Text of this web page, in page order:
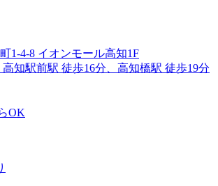
1-4-8 イオンモール高知1F
知駅前駅 徒歩16分、高知橋駅 徒歩19分
OK